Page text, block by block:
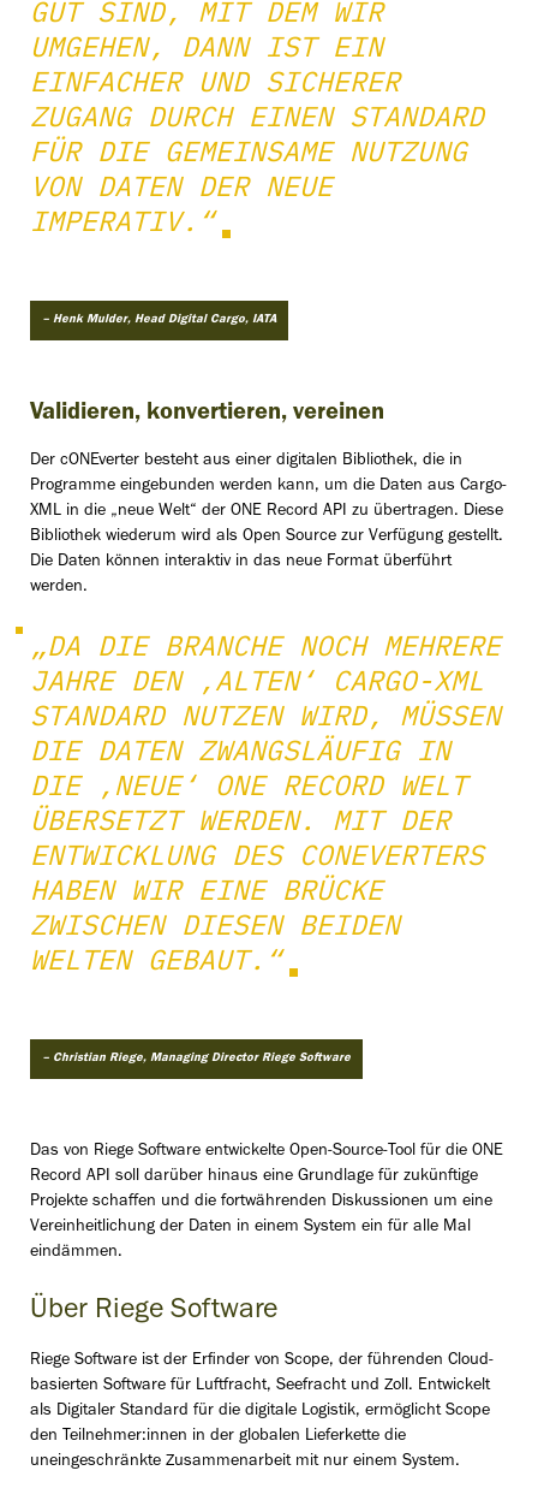
GUT SIND, MIT DEM WIR
UMGEHEN, DANN IST EIN
EINFACHER UND SICHERER
ZUGANG DURCH EINEN STANDARD
FÜR DIE GEMEINSAME NUTZUNG
VON DATEN DER NEUE
IMPERATIV.“
– Henk Mulder, Head Digital Cargo, IATA
Validieren, konvertieren, vereinen
Der cONEverter besteht aus einer digitalen Bibliothek, die in
Programme eingebunden werden kann, um die Daten aus Cargo-
XML in die „neue Welt“ der ONE Record API zu übertragen. Diese
Bibliothek wiederum wird als Open Source zur Verfügung gestellt.
Die Daten können interaktiv in das neue Format überführt
werden.
„DA DIE BRANCHE NOCH MEHRERE
JAHRE DEN ‚ALTEN‘ CARGO-XML
STANDARD NUTZEN WIRD, MÜSSEN
DIE DATEN ZWANGSLÄUFIG IN
DIE ‚NEUE‘ ONE RECORD WELT
ÜBERSETZT WERDEN. MIT DER
ENTWICKLUNG DES CONEVERTERS
HABEN WIR EINE BRÜCKE
ZWISCHEN DIESEN BEIDEN
WELTEN GEBAUT.“
– Christian Riege, Managing Director Riege Software
Das von Riege Software entwickelte Open-Source-Tool für die ONE
Record API soll darüber hinaus eine Grundlage für zukünftige
Projekte schaffen und die fortwährenden Diskussionen um eine
Vereinheitlichung der Daten in einem System ein für alle Mal
eindämmen.
Über Riege Software
Riege Software ist der Erfinder von Scope, der führenden Cloud-
basierten Software für Luftfracht, Seefracht und Zoll. Entwickelt
als Digitaler Standard für die digitale Logistik, ermöglicht Scope
den Teilnehmer:innen in der globalen Lieferkette die
uneingeschränkte Zusammenarbeit mit nur einem System.